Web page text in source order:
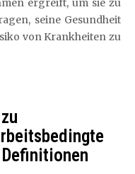
ergreift, um sie zu
seine Gesundheit
von Krankheiten zu